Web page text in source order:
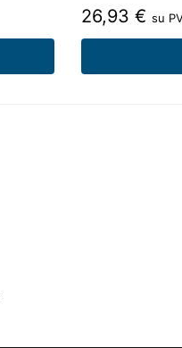
26,93 € su